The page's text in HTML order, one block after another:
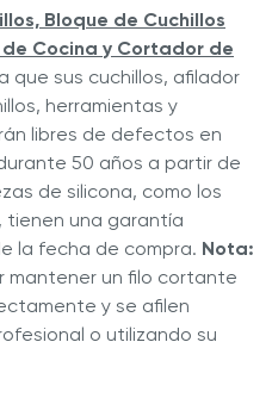
Bloque de Cuchillos
Cocina y Cortador de
que sus cuchillos, afilador
herramientas y
libres de defectos en
50 años a partir de
de silicona, como los
tienen una garantía
la fecha de compra. Nota:
mantener un filo cortante
y se afilen
o utilizando su